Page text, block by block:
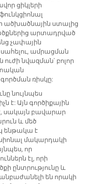
ցիկլերի
ածխածնային ստալից
արտադրված
չափային
սահելու, ամրացման
նվազման՝ բոլոր
ռիսկը:
նույնպես
է: Այն գործիքային
սակայն բավարար
և մեծ
ենթակա է
մակարդակի
որ
էլ, որի
ընտրությունը և
են որակի